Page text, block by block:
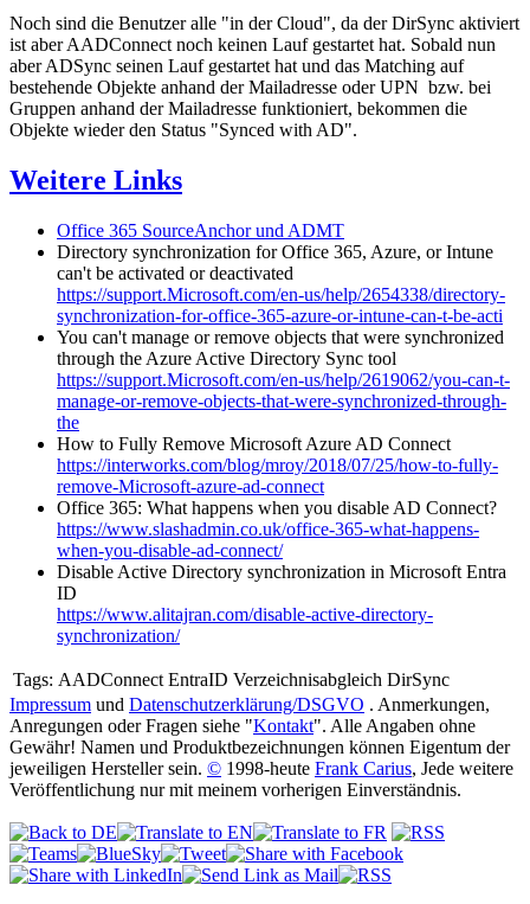
Noch sind die Benutzer alle "in der Cloud", da der DirSync aktiviert
ist aber AADConnect noch keinen Lauf gestartet hat. Sobald nun
aber ADSync seinen Lauf gestartet hat und das Matching auf
bestehende Objekte anhand der Mailadresse oder UPN bzw. bei
Gruppen anhand der Mailadresse funktioniert, bekommen die
Objekte wieder den Status "Synced with AD".
Weitere Links
Office 365 SourceAnchor und ADMT
Directory synchronization for Office 365, Azure, or Intune
can't be activated or deactivated
https://support.Microsoft.com/en-us/help/2654338/directory-
synchronization-for-office-365-azure-or-intune-can-t-be-acti
You can't manage or remove objects that were synchronized
through the Azure Active Directory Sync tool
https://support.Microsoft.com/en-us/help/2619062/you-can-t-
manage-or-remove-objects-that-were-synchronized-through-
the
How to Fully Remove Microsoft Azure AD Connect
https://interworks.com/blog/mroy/2018/07/25/how-to-fully-
remove-Microsoft-azure-ad-connect
Office 365: What happens when you disable AD Connect?
https://www.slashadmin.co.uk/office-365-what-happens-
when-you-disable-ad-connect/
Disable Active Directory synchronization in Microsoft Entra
ID
https://www.alitajran.com/disable-active-directory-
synchronization/
Tags: AADConnect EntraID Verzeichnisabgleich DirSync
Impressum und Datenschutzerklärung/DSGVO . Anmerkungen,
Anregungen oder Fragen siehe "Kontakt". Alle Angaben ohne
Gewähr! Namen und Produktbezeichnungen können Eigentum der
jeweiligen Hersteller sein. © 1998-heute Frank Carius, Jede weitere
Veröffentlichung nur mit meinem vorherigen Einverständnis.